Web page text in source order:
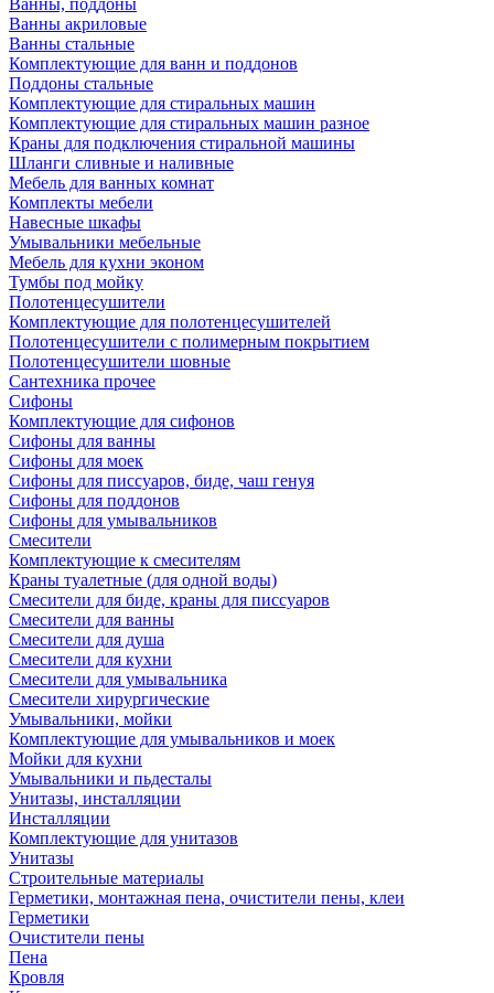
Ванны, поддоны
Ванны акриловые
Ванны стальные
Комплектующие для ванн и поддонов
Поддоны стальные
Комплектующие для стиральных машин
Комплектующие для стиральных машин разное
Краны для подключения стиральной машины
Шланги сливные и наливные
Мебель для ванных комнат
Комплекты мебели
Навесные шкафы
Умывальники мебельные
Мебель для кухни эконом
Тумбы под мойку
Полотенцесушители
Комплектующие для полотенцесушителей
Полотенцесушители с полимерным покрытием
Полотенцесушители шовные
Сантехника прочее
Сифоны
Комплектующие для сифонов
Сифоны для ванны
Сифоны для моек
Сифоны для писсуаров, биде, чаш генуя
Сифоны для поддонов
Сифоны для умывальников
Смесители
Комплектующие к смесителям
Краны туалетные (для одной воды)
Смесители для биде, краны для писсуаров
Смесители для ванны
Смесители для душа
Смесители для кухни
Смесители для умывальника
Смесители хирургические
Умывальники, мойки
Комплектующие для умывальников и моек
Мойки для кухни
Умывальники и пьдесталы
Унитазы, инсталляции
Инсталляции
Комплектующие для унитазов
Унитазы
Строительные материалы
Герметики, монтажная пена, очистители пены, клеи
Герметики
Очистители пены
Пена
Кровля